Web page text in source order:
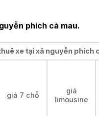
phích cà mau.
xe tại xã nguyễn phích
giá 7 chỗ
giá
limousine